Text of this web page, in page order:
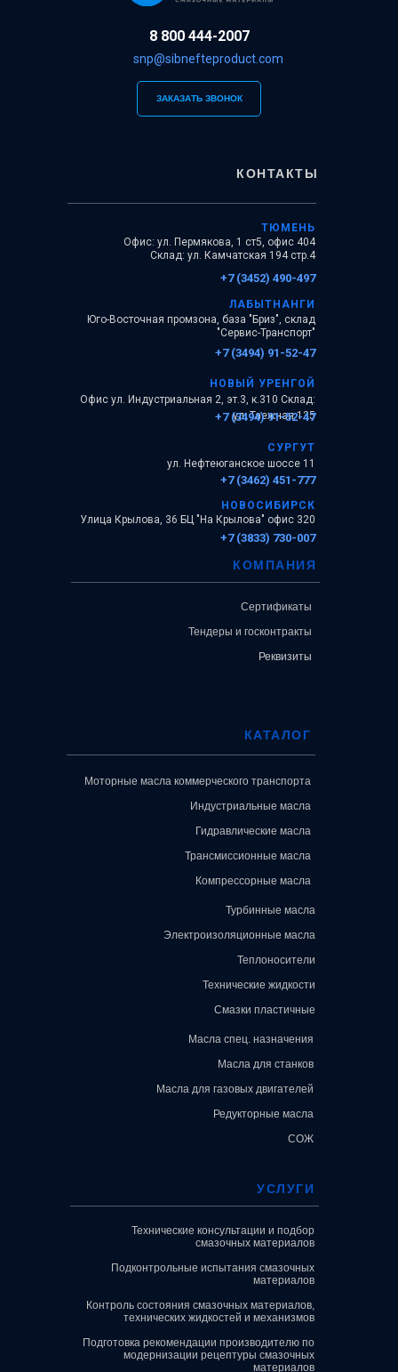
УСЛУГИ
Технические консультации и подбор
смазочных материалов
Подконтрольные испытания смазочных
материалов
Контроль состояния смазочных материалов,
технических жидкостей и механизмов
Подготовка рекомендации производителю по
модернизации рецептуры смазочных
материалов
КАТАЛОГ
8 800 444-2007
ЗАКАЗАТЬ ЗВОНОК
snp@sibnefteproduct.com
Моторные масла коммерческого транспорта
Индустриальные масла
Гидравлические масла
Трансмиссионные масла
Компрессорные масла
КОНТАКТЫ
КОМПАНИЯ
Турбинные масла
Электроизоляционные масла
Теплоносители
Технические жидкости
Смазки пластичные
Сертификаты
Тендеры и госконтракты
Реквизиты
Масла спец. назначения
Масла для станков
Масла для газовых двигателей
Редукторные масла
СОЖ
Офис: ул. Пермякова, 1 ст5, офис 404
Склад: ул. Камчатская 194 стр.4
+7 (3452) 490-497
ТЮМЕНЬ
Юго-Восточная промзона, база "Бриз", склад
"Сервис-Транспорт"
+7 (3494) 91-52-47
ЛАБЫТНАНГИ
Офис ул. Индустриальная 2, эт.3, к.310 Склад:
ул. Таежная 135
+7 (3494) 91-52-47
НОВЫЙ УРЕНГОЙ
ул. Нефтеюганское шоссе 11
+7 (3462) 451-777
СУРГУТ
Улица Крылова, 36 БЦ "На Крылова" офис 320
+7 (3833) 730-007
НОВОСИБИРСК